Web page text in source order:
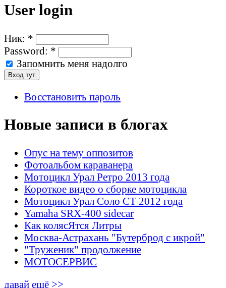
User login
Ник: *
Password: *
Запомнить меня надолго
Восстановить пароль
Новые записи в блогах
Опус на тему оппозитов
Фотоальбом караванера
Мотоцикл Урал Ретро 2013 года
Короткое видео о сборке мотоцикла
Мотоцикл Урал Соло СТ 2012 года
Yamaha SRX-400 sidecar
Как колясЯтся Литры
Москва-Астрахань "Бутерброд с икрой"
"Труженик" продолжение
МОТОСЕРВИС
давай ещё >>